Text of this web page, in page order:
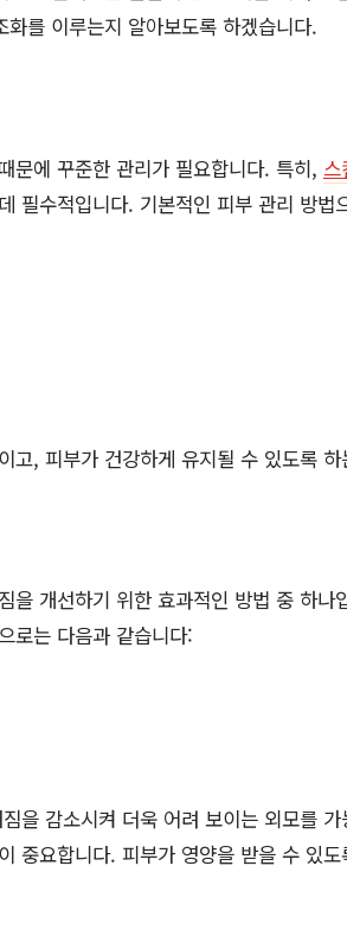
를 이루는지 알아보도록 하겠습니다.
문에 꾸준한 관리가 필요합니다. 특히, 스
필수적입니다. 기본적인 피부 관리 방법
고, 피부가 건강하게 유지될 수 있도록
을 개선하기 위한 효과적인 방법 중 하나
로는 다음과 같습니다:
을 감소시켜 더욱 어려 보이는 외모를
중요합니다. 피부가 영양을 받을 수 있